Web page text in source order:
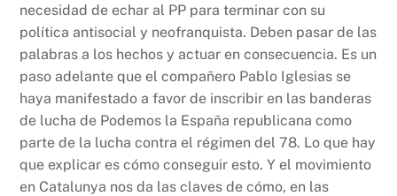
necesidad de echar al PP para terminar con su
política antisocial y neofranquista. Deben pasar de las
palabras a los hechos y actuar en consecuencia. Es un
paso adelante que el compañero Pablo Iglesias se
haya manifestado a favor de inscribir en las banderas
de lucha de Podemos la España republicana como
parte de la lucha contra el régimen del 78. Lo que hay
que explicar es cómo conseguir esto. Y el movimiento
en Catalunya nos da las claves de cómo, en las